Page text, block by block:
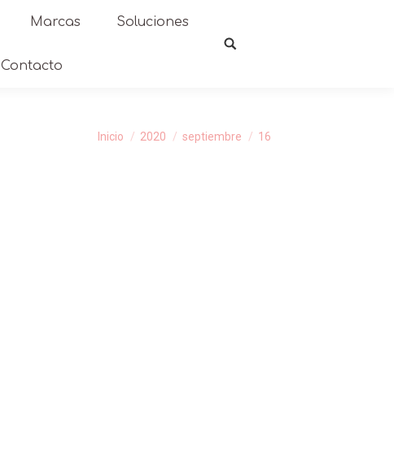
Marcas Soluciones
Contacto
Inicio 2020 septiembre 16